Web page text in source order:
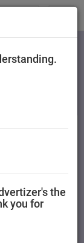
the
you for